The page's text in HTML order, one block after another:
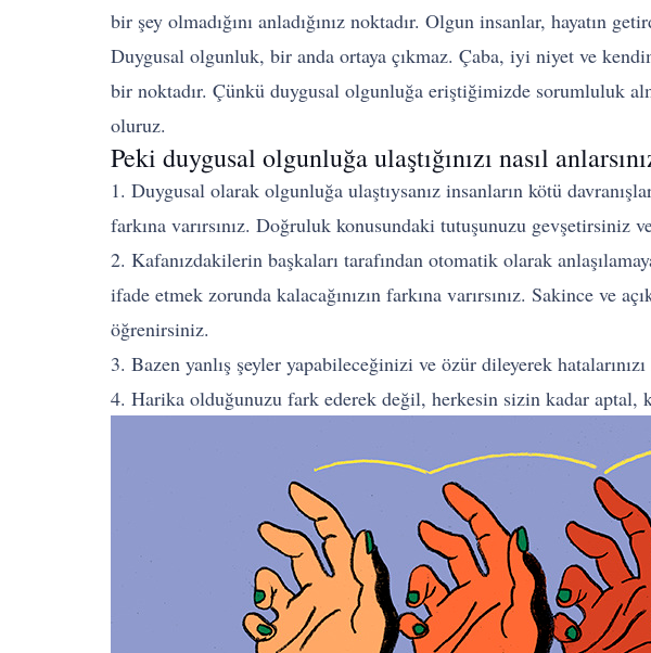
bir şey olmadığını anladığınız noktadır. Olgun insanlar, hayatın
Duygusal olgunluk, bir anda ortaya çıkmaz. Çaba, iyi niyet ve
bir noktadır. Çünkü duygusal olgunluğa eriştiğimizde sorumluluk
oluruz.
Peki duygusal olgunluğa ulaştığınızı nasıl
1. Duygusal olarak olgunluğa ulaştıysanız insanların kötü
farkına varırsınız. Doğruluk konusundaki tutuşunuzu gevşetirsiniz
2. Kafanızdakilerin başkaları tarafından otomatik olarak
ifade etmek zorunda kalacağınızın farkına varırsınız. Sakince ve
öğrenirsiniz.
3. Bazen yanlış şeyler yapabileceğinizi ve özür dileyerek
4. Harika olduğunuzu fark ederek değil, herkesin sizin kadar aptal,